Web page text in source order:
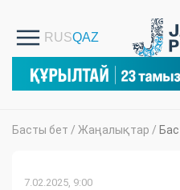
Басты бет / Жаңалықтар /
7.02.2025, 9:00